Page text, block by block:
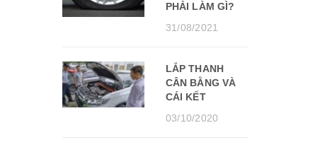
PHẢI LÀM GÌ?
31/08/2021
LẮP THANH
CÂN BẰNG VÀ
CÁI KẾT
03/10/2020